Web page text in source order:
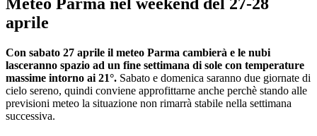
Meteo Parma nel weekend del 27-28
aprile
Con sabato 27 aprile il meteo Parma cambierà e le nubi
lasceranno spazio ad un fine settimana di sole con temperature
massime intorno ai 21°. Sabato e domenica saranno due giornate di
cielo sereno, quindi conviene approfittarne anche perchè stando alle
previsioni meteo la situazione non rimarrà stabile nella settimana
successiva.